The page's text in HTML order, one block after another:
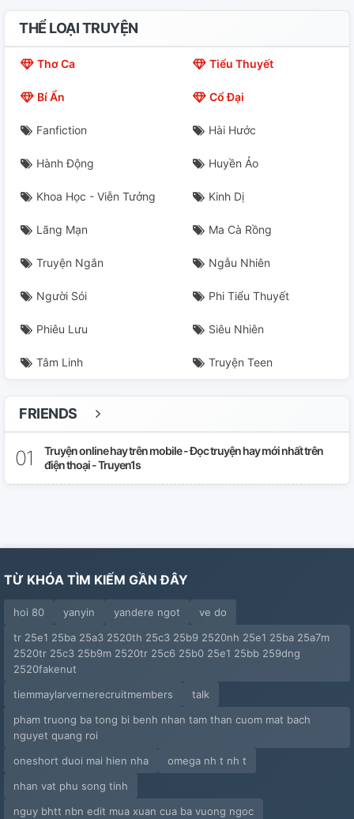
THỂ LOẠI TRUYỆN
Thơ Ca Tiểu Thuyết
Bí Ẩn Cổ Đại
Fanfiction Hài Hước
Hành Động Huyền Ảo
Khoa Học - Viễn Tưởng Kinh Dị
Lãng Mạn Ma Cà Rồng
Truyện Ngắn Ngẫu Nhiên
Người Sói Phi Tiểu Thuyết
Phiêu Lưu Siêu Nhiên
Tâm Linh Truyện Teen
FRIENDS
Truyện online hay trên mobile - Đọc truyện hay mới nhất trên
điện thoại - Truyen1s
TỪ KHÓA TÌM KIẾM GẦN ĐÂY
hoi 80 yanyin yandere ngot
ve do
tr 25e1 25ba 25a3 2520th 25c3 25b9 2520nh 25e1 25ba 25a7m
2520tr 25c3 25b9m 2520tr 25c6 25b0 25e1 25bb 259dng
2520fakenut
tiemmaylarvernerecruitmembers
talk
pham truong ba tong bi benh nhan tam than cuom mat bach
nguyet quang roi
oneshort duoi mai hien nha
omega nh t nh t
nhan vat phu song tinh
nguy bhtt nbn edit mua xuan cua ba vuong ngoc